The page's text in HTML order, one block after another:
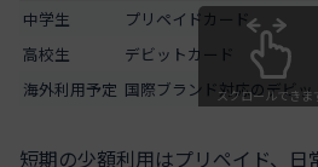
中学生
プリペイドカード
高校生
デビットカード
海外利用予定 国際ブランド対応のデビ
スクロールできま
短期の少額利用はプリペイド、日